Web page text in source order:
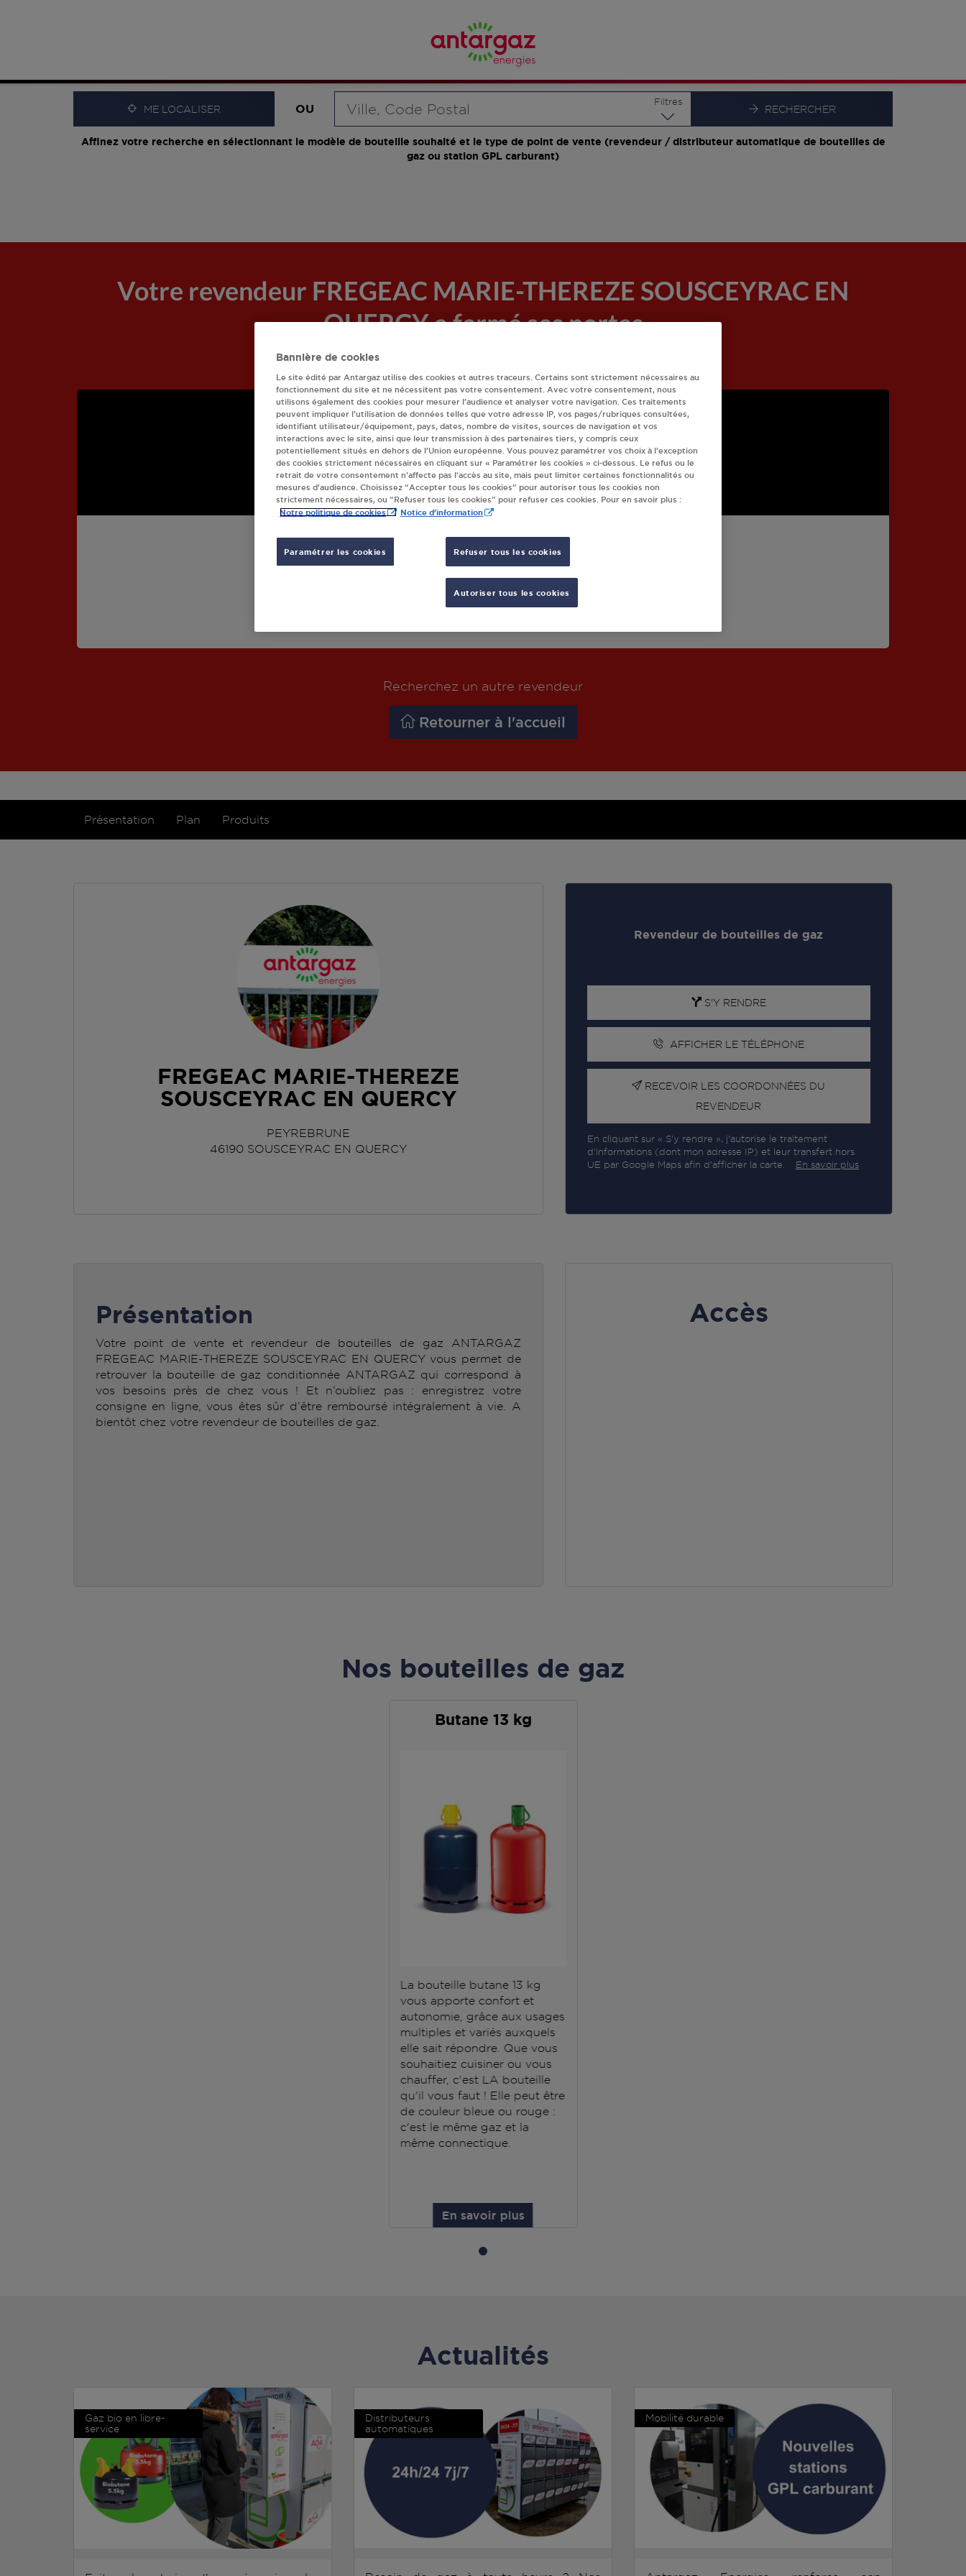
ME LOCALISER OU
Filtres
RECHERCHER
Affinez votre recherche en sélectionnant le modèle de bouteille souhaité et le type de point de vente (revendeur / distributeur automatique de bouteilles de
gaz ou station GPL carburant)
Votre revendeur FREGEAC MARIE-THEREZE SOUSCEYRAC EN
QUERCY a fermé ses portes
Retrouvez nos revendeurs les plus proches !
FREGEAC RESTAURANT SOUSCEYRAC EN QUERCY
LE BOURG
AFFICHER LE TÉLÉPHONE
Recherchez un autre revendeur
Retourner à l'accueil
Présentation Plan Produits
FREGEAC MARIE-THEREZE
SOUSCEYRAC EN QUERCY
PEYREBRUNE
46190 SOUSCEYRAC EN QUERCY
Revendeur de bouteilles de gaz
S'Y RENDRE
AFFICHER LE TÉLÉPHONE
RECEVOIR LES COORDONNÉES DU
REVENDEUR
En cliquant sur « S’y rendre », j’autorise le traitement
d’informations (dont mon adresse IP) et leur transfert hors
UE par Google Maps afin d’afficher la carte.
En savoir plus
Accès
Présentation
Votre point de vente et revendeur de bouteilles de gaz ANTARGAZ
FREGEAC MARIE-THEREZE SOUSCEYRAC EN QUERCY vous permet de
retrouver la bouteille de gaz conditionnée ANTARGAZ qui correspond à
vos besoins près de chez vous ! Et n’oubliez pas : enregistrez votre
consigne en ligne, vous êtes sûr d’être remboursé intégralement à vie. A
bientôt chez votre revendeur de bouteilles de gaz.
Nos bouteilles de gaz
Butane 13 kg
La bouteille butane 13 kg
vous apporte confort et
autonomie, grâce aux usages
multiples et variés auxquels
elle sait répondre. Que vous
souhaitiez cuisiner ou vous
chauffer, c'est LA bouteille
qu'il vous faut ! Elle peut être
de couleur bleue ou rouge :
c'est le même gaz et la
même connectique.
En savoir plus
Actualités
Gaz bio en libre-
service
Distributeurs
automatiques
Mobilité durable
Bannière de cookies
Le site édité par Antargaz utilise des cookies et autres traceurs. Certains sont strictement nécessaires au
fonctionnement du site et ne nécessitent pas votre consentement. Avec votre consentement, nous
utilisons également des cookies pour mesurer l’audience et analyser votre navigation. Ces traitements
peuvent impliquer l’utilisation de données telles que votre adresse IP, vos pages/rubriques consultées,
identifiant utilisateur/équipement, pays, dates, nombre de visites, sources de navigation et vos
interactions avec le site, ainsi que leur transmission à des partenaires tiers, y compris ceux
potentiellement situés en dehors de l’Union européenne. Vous pouvez paramétrer vos choix à l’exception
des cookies strictement nécessaires en cliquant sur « Paramétrer les cookies » ci-dessous. Le refus ou le
retrait de votre consentement n’affecte pas l’accès au site, mais peut limiter certaines fonctionnalités ou
mesures d’audience. Choisissez “Accepter tous les cookies” pour autoriser tous les cookies non
strictement nécessaires, ou “Refuser tous les cookies” pour refuser ces cookies. Pour en savoir plus :
Notre politique de cookies Notice d'information
Paramétrer les cookies Refuser tous les cookies
Autoriser tous les cookies